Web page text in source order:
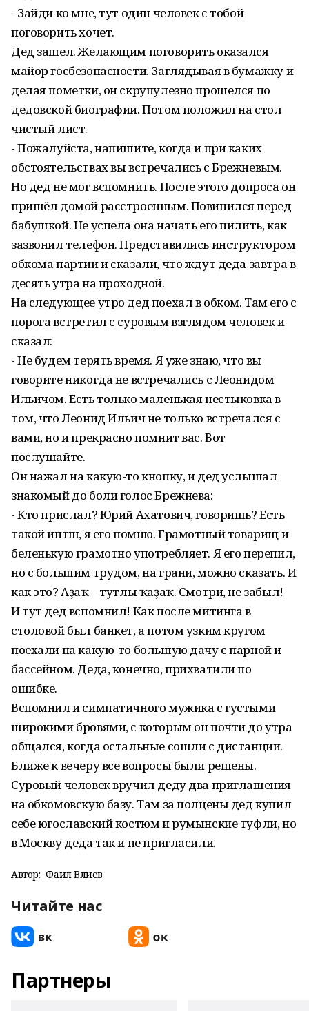
- Зайди ко мне, тут один человек с тобой
поговорить хочет.
Дед зашел. Желающим поговорить оказался
майор госбезопасности. Заглядывая в бумажку и
делая пометки, он скрупулезно прошелся по
дедовской биографии. Потом положил на стол
чистый лист.
- Пожалуйста, напишите, когда и при каких
обстоятельствах вы встречались с Брежневым.
Но дед не мог вспомнить. После этого допроса он
пришёл домой расстроенным. Повинился перед
бабушкой. Не успела она начать его пилить, как
зазвонил телефон. Представились инструктором
обкома партии и сказали, что ждут деда завтра в
десять утра на проходной.
На следующее утро дед поехал в обком. Там его с
порога встретил c суровым взглядом человек и
сказал:
- Не будем терять время. Я уже знаю, что вы
говорите никогда не встречались с Леонидом
Ильичом. Есть только маленькая нестыковка в
том, что Леонид Ильич не только встречался с
вами, но и прекрасно помнит вас. Вот
послушайте.
Он нажал на какую-то кнопку, и дед услышал
знакомый до боли голос Брежнева:
- Кто прислал? Юрий Ахатович, говоришь? Есть
такой иптәш, я его помню. Грамотный товарищ и
беленькую грамотно употребляет. Я его перепил,
но с большим трудом, на грани, можно сказать. И
как это? Аҙаҡ – тутлы ҡаҙаҡ. Смотри, не забыл!
И тут дед вспомнил! Как после митинга в
столовой был банкет, а потом узким кругом
поехали на какую-то большую дачу с парной и
бассейном. Деда, конечно, прихватили по
ошибке.
Вспомнил и симпатичного мужика с густыми
широкими бровями, с которым он почти до утра
общался, когда остальные сошли с дистанции.
Ближе к вечеру все вопросы были решены.
Суровый человек вручил деду два приглашения
на обкомовскую базу. Там за полцены дед купил
себе югославский костюм и румынские туфли, но
в Москву деда так и не пригласили.
Автор: Фаил Вәлиев
Читайте нас
Партнеры